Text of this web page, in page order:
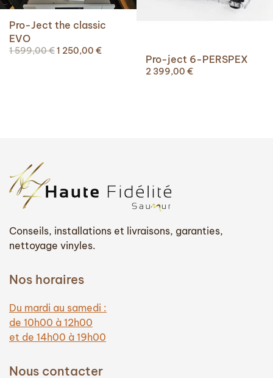
Pro-Ject the classic
EVO
1 599,00€Le
1 250,00 €Le
Pro-ject 6-PERSPEX
2 399,00 €
Conseils, installations et livraisons, garanties,
nettoyage vinyles.
Nos horaires
Du mardi au samedi :
de 10h00 à 12h00
et de 14h00 à 19h00
Nous contacter